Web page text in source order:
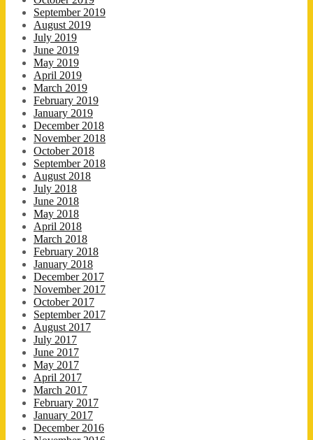
September 2019
August 2019
July 2019
June 2019
May 2019
April 2019
March 2019
February 2019
January 2019
December 2018
November 2018
October 2018
September 2018
August 2018
July 2018
June 2018
May 2018
April 2018
March 2018
February 2018
January 2018
December 2017
November 2017
October 2017
September 2017
August 2017
July 2017
June 2017
May 2017
April 2017
March 2017
February 2017
January 2017
December 2016